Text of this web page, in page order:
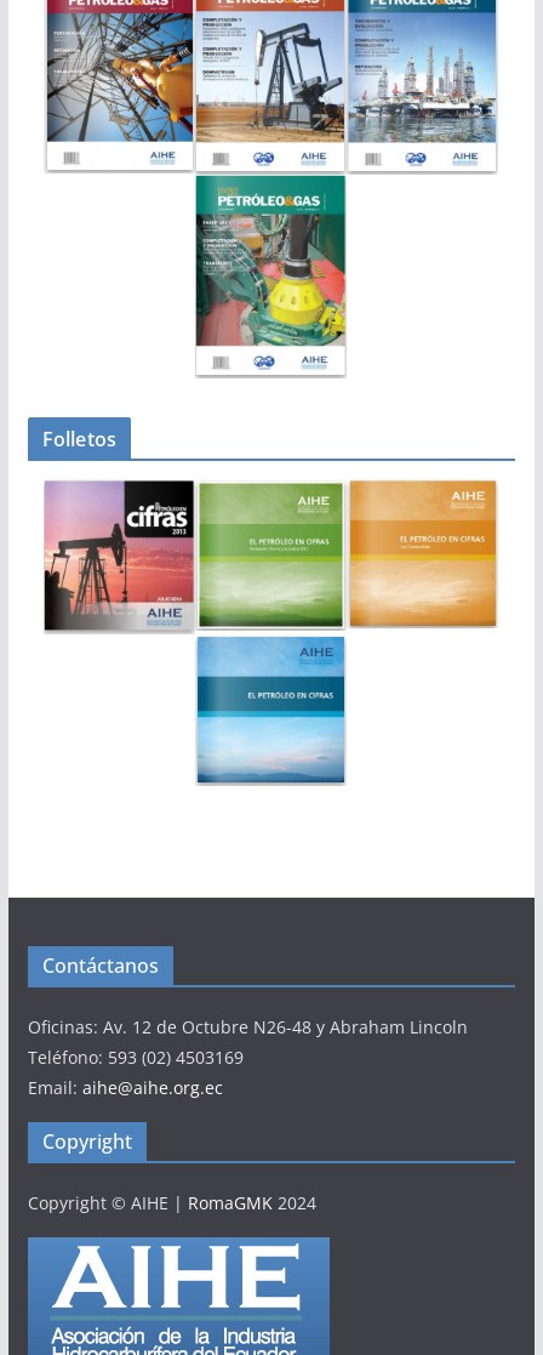
Folletos
Contáctanos
Oficinas: Av. 12 de Octubre N26-48 y Abraham Lincoln
Teléfono: 593 (02) 4503169
Email: aihe@aihe.org.ec
Copyright
Copyright © AIHE | RomaGMK2024